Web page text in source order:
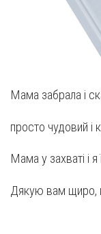
Мама забрала і
просто чудовий і
Мама у захваті і
Дякую вам щиро,